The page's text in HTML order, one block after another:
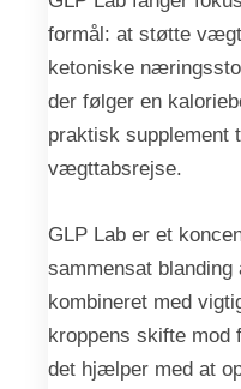
formål: at støtte
ketoniske
der følger en
praktisk supplement
vægttabsrejse.
GLP Lab er et
sammensat
kombineret med
kroppens skifte
det hjælper med at